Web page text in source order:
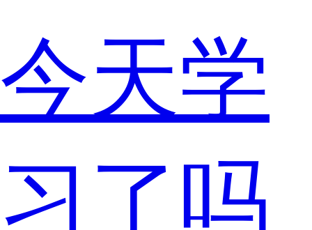
今天学
习了吗